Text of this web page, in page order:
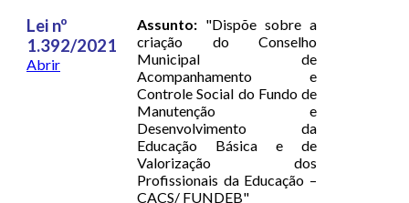
Lei nº
1.392/2021
Abrir
Assunto: "Dispõe sobre a
criação do Conselho
Municipal de
Acompanhamento e
Controle Social do Fundo de
Manutenção e
Desenvolvimento da
Educação Básica e de
Valorização dos
Profissionais da Educação –
CACS/ FUNDEB"